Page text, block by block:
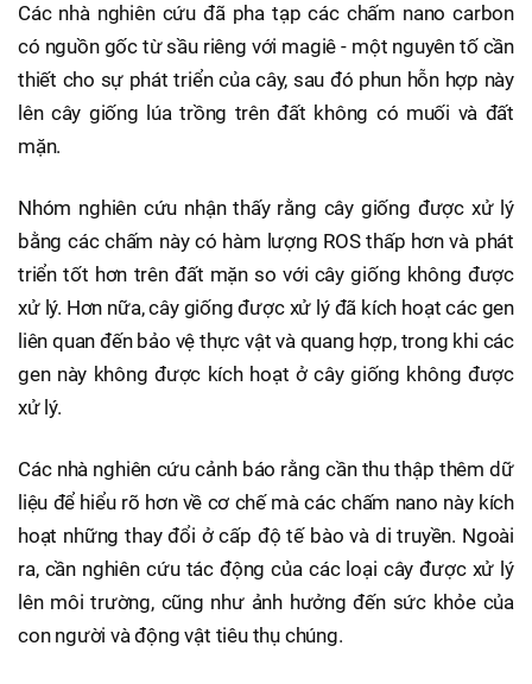
Các nhà nghiên cứu đã pha tạp các chấm nano carbon
có nguồn gốc từ sầu riêng với magiê - một nguyên tố cần
thiết cho sự phát triển của cây, sau đó phun hỗn hợp này
lên cây giống lúa trồng trên đất không có muối và đất
mặn.
Nhóm nghiên cứu nhận thấy rằng cây giống được xử lý
bằng các chấm này có hàm lượng ROS thấp hơn và phát
triển tốt hơn trên đất mặn so với cây giống không được
xử lý. Hơn nữa, cây giống được xử lý đã kích hoạt các gen
liên quan đến bảo vệ thực vật và quang hợp, trong khi các
gen này không được kích hoạt ở cây giống không được
xử lý.
Các nhà nghiên cứu cảnh báo rằng cần thu thập thêm dữ
liệu để hiểu rõ hơn về cơ chế mà các chấm nano này kích
hoạt những thay đổi ở cấp độ tế bào và di truyền. Ngoài
ra, cần nghiên cứu tác động của các loại cây được xử lý
lên môi trường, cũng như ảnh hưởng đến sức khỏe của
con người và động vật tiêu thụ chúng.